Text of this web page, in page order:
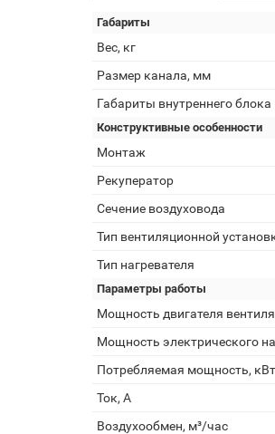
Габариты
Вес, кг
Размер канала, мм
Габариты внутреннего блока
Конструктивные особенности
Монтаж
Рекуператор
Сечение воздуховода
Тип вентиляционной
Тип нагревателя
Параметры работы
Мощность двигателя
Мощность электрического
Потребляемая мощность, кВт
Ток, А
Воздухообмен, м³/час